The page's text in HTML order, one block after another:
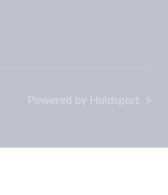
Powered by Holdsport